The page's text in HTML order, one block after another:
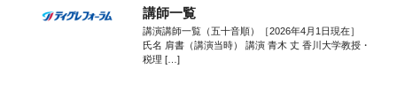
講師一覧
講演講師一覧（五十音順）［2026年4月1日現在］
氏名 肩書（講演当時） 講演 青木 丈 香川大学教授・
税理 […]